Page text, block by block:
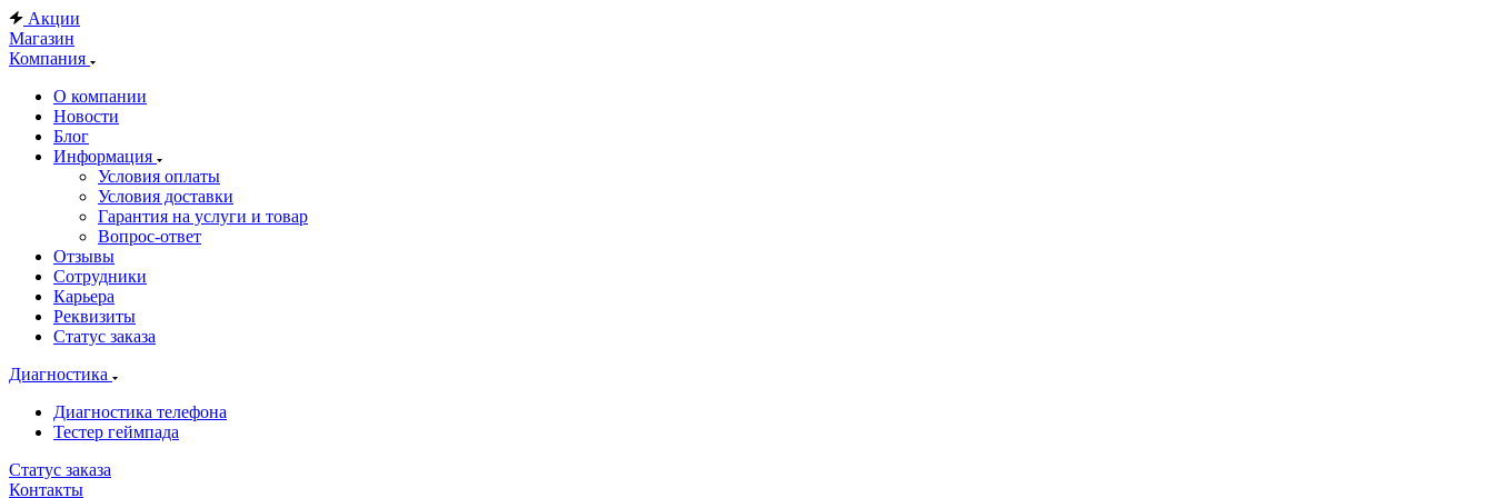
Акции
Магазин
Компания
О компании
Новости
Блог
Информация
Условия оплаты
Условия доставки
Гарантия на услуги и товар
Вопрос-ответ
Отзывы
Сотрудники
Карьера
Реквизиты
Статус заказа
Диагностика
Диагностика телефона
Тестер геймпада
Статус заказа
Контакты